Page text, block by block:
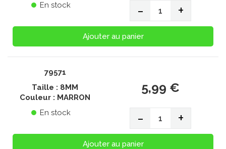
En stock
- +
Ajouter au panier
79571
Taille : 8MM
Couleur : MARRON
En stock
5,99 €
- +
Ajouter au panier